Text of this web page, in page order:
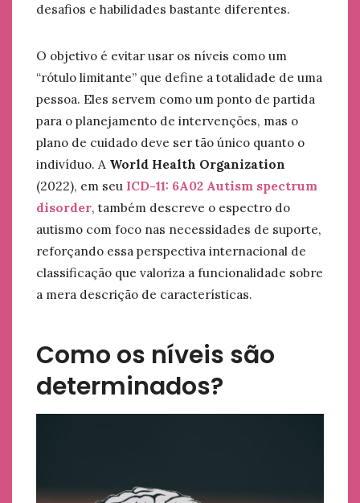
desafios e habilidades bastante diferentes.
O objetivo é evitar usar os níveis como um
“rótulo limitante” que define a totalidade de uma
pessoa. Eles servem como um ponto de partida
para o planejamento de intervenções, mas o
plano de cuidado deve ser tão único quanto o
indivíduo. A World Health Organization
(2022), em seu ICD-11: 6A02 Autism spectrum
disorder, também descreve o espectro do
autismo com foco nas necessidades de suporte,
reforçando essa perspectiva internacional de
classificação que valoriza a funcionalidade sobre
a mera descrição de características.
Como os níveis são
determinados?